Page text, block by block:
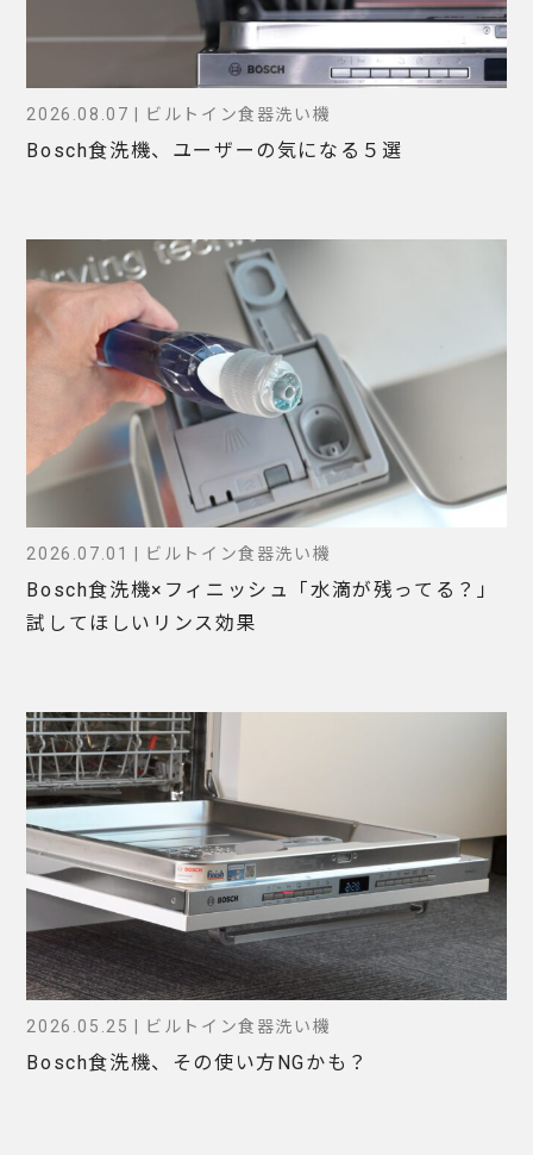
2026.08.07 | ビルトイン食器洗い機
Bosch食洗機、ユーザーの気になる５選
2026.07.01 | ビルトイン食器洗い機
Bosch食洗機×フィニッシュ「水滴が残ってる？」
試してほしいリンス効果
2026.05.25 | ビルトイン食器洗い機
Bosch食洗機、その使い方NGかも？